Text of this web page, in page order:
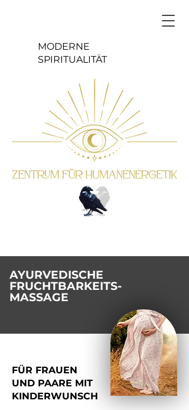
MODERNE
SPIRITUALITÄT
AYURVEDISCHE
FRUCHTBARKEITS-
MASSAGE
FÜR FRAUEN
UND PAARE MIT
KINDERWUNSCH